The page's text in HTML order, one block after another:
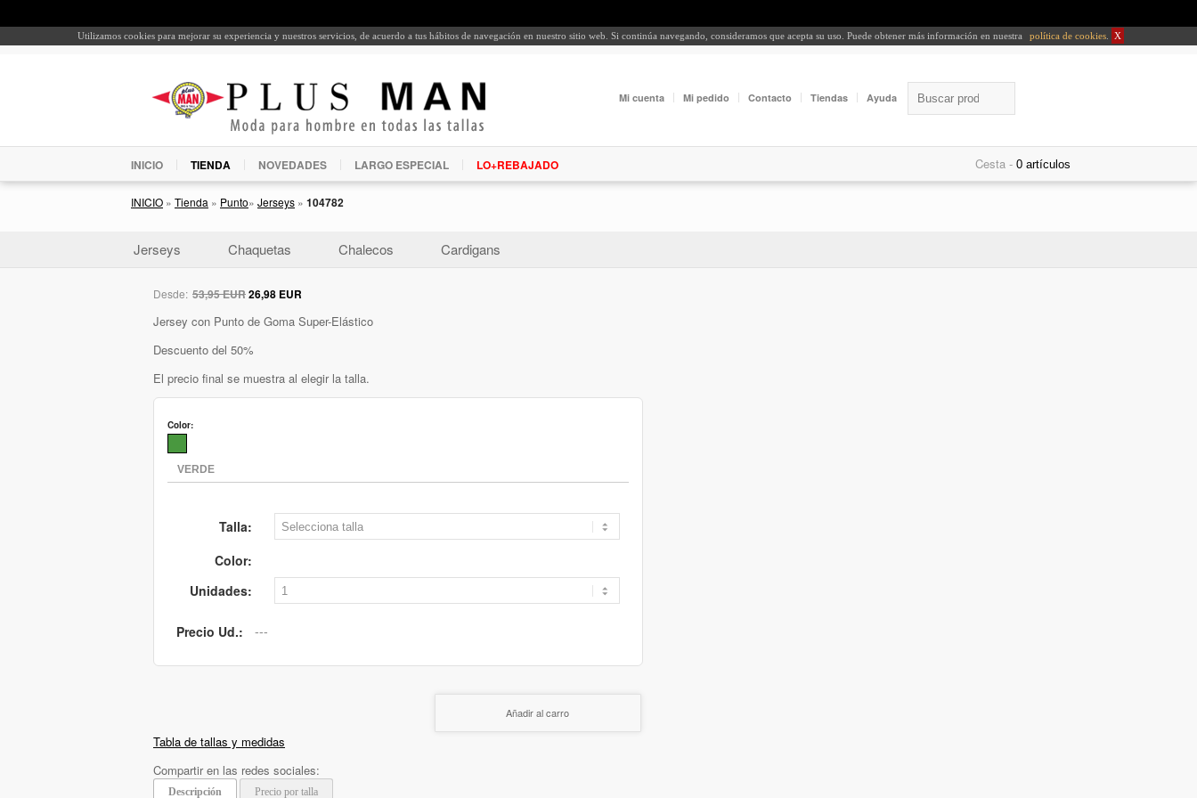
Utilizamos cookies para mejorar su experiencia y nuestros servicios, de acuerdo a tus hábitos de navegación en nuestro sitio web. Si continúa navegando, consideramos que acepta su uso. Puede obtener más información en nuestra política de cookies X
Mi cuenta Mi pedido Contacto Tiendas Ayuda
INICIO TIENDA NOVEDADES LARGO ESPECIAL LO+REBAJADO Cesta -
INICIO » Tienda » Punto» Jerseys » 104782
Jerseys Chaquetas Chalecos Cardigans
Desde: 53,95 EUR26,98 EUR
Jersey con Punto de Goma Super-Elástico
Descuento del 50%
El precio final se muestra al elegir la talla.
Color:
Talla:
Color:
Unidades:
Precio Ud.:
Añadir al carro
Tabla de tallas y medidas
Compartir en las redes sociales:
Descripción Precio por talla